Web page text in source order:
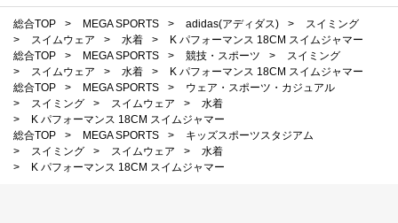
総合TOP > MEGA SPORTS > adidas(アディダス) >
スイミング
>
スイムウェア > 水着 >
K パフォーマンス 18CM スイムジャマー
総合TOP
> MEGA SPORTS > 競技・スポーツ >
スイミング
>
スイムウェア > 水着 >
K パフォーマンス 18CM スイムジャマー
総合TOP
> MEGA SPORTS >
ウェア・スポーツ・カジュアル
>
スイミング > スイムウェア >
水着
>
K パフォーマンス 18CM スイムジャマー
総合TOP
> MEGA SPORTS >
キッズスポーツスタジアム
>
スイミング > スイムウェア >
水着
>
K パフォーマンス 18CM スイムジャマー